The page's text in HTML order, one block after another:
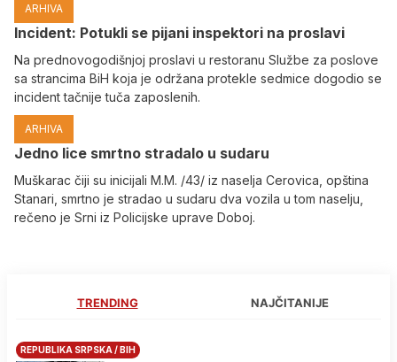
ARHIVA
Incident: Potukli se pijani inspektori na proslavi
Na prednovogodišnjoj proslavi u restoranu Službe za poslove
sa strancima BiH koja je održana protekle sedmice dogodio se
incident tačnije tuča zaposlenih.
ARHIVA
Јedno lice smrtno stradalo u sudaru
Muškarac čiji su inicijali M.M. /43/ iz naselja Cerovica, opština
Stanari, smrtno je stradao u sudaru dva vozila u tom naselju,
rečeno je Srni iz Policijske uprave Doboj.
TRENDING NAJČITANIJE
REPUBLIKA SRPSKA / BIH